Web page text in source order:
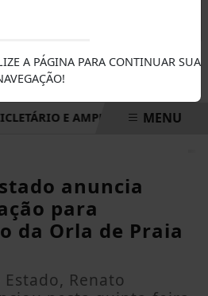
E AMPLIA CAPACIDADE
MENU
anuncia
para
da Orla de Praia
Renato
A PÁGINA PARA CONTINUAR SUA